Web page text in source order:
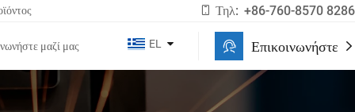
Τηλ: +86-760-8570 8286
μαζί μας EL Επικοινωνήστε